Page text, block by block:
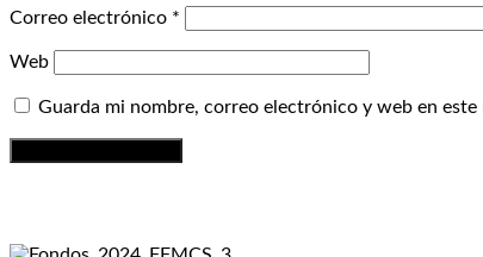
Correo electrónico *
Web
Guarda mi nombre, correo electrónico y web en